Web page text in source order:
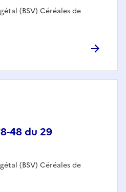
(BSV) Céréales de
48 du 29
(BSV) Céréales de